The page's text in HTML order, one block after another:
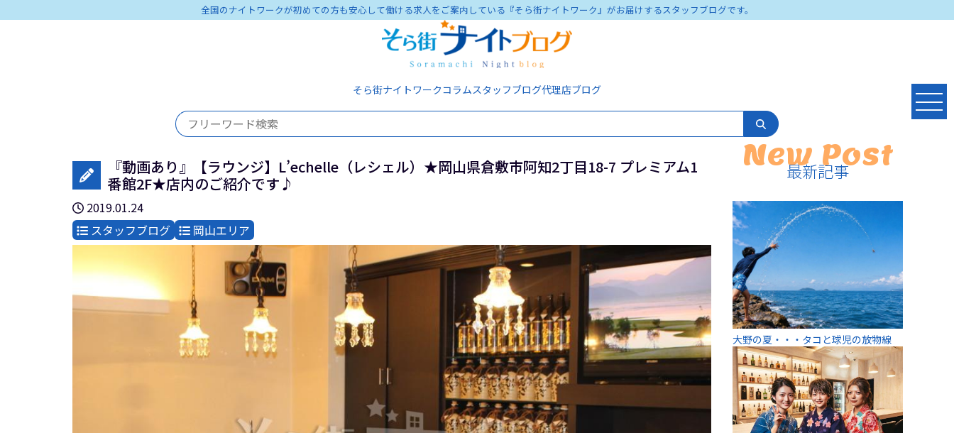
全国のナイトワークが初めての方も安心して働ける求人をご案内している『そら街ナイトワーク』がお届けするスタッフブログです。
そら街ナイトワークコラムスタッフブログ代理店ブログ
『動画あり』【ラウンジ】L’echelle（レシェル）★岡山県倉敷市阿知2丁目18-7 プレミアム1
番館2F★店内のご紹介です♪
2019.01.24
スタッフブログ
岡山エリア
New Post
最新記事
大野の夏・・・タコと球児の放物線